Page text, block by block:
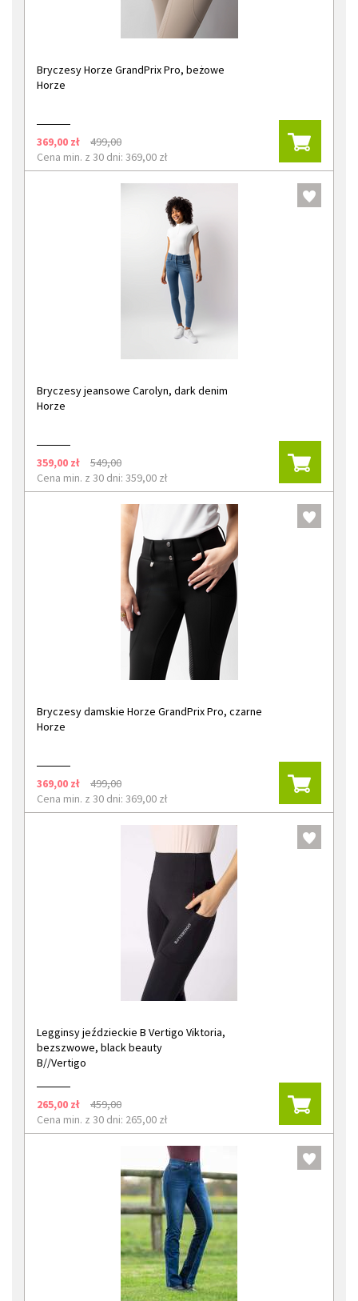
Bryczesy Horze GrandPrix Pro, beżowe
Horze
369,00 zł
499,00
Cena min. z 30 dni: 369,00 zł
Bryczesy jeansowe Carolyn, dark denim
Horze
359,00 zł
549,00
Cena min. z 30 dni: 359,00 zł
Bryczesy damskie Horze GrandPrix Pro, czarne
Horze
369,00 zł
499,00
Cena min. z 30 dni: 369,00 zł
Legginsy jeździeckie B Vertigo Viktoria,
bezszwowe, black beauty
B//Vertigo
265,00 zł
459,00
Cena min. z 30 dni: 265,00 zł